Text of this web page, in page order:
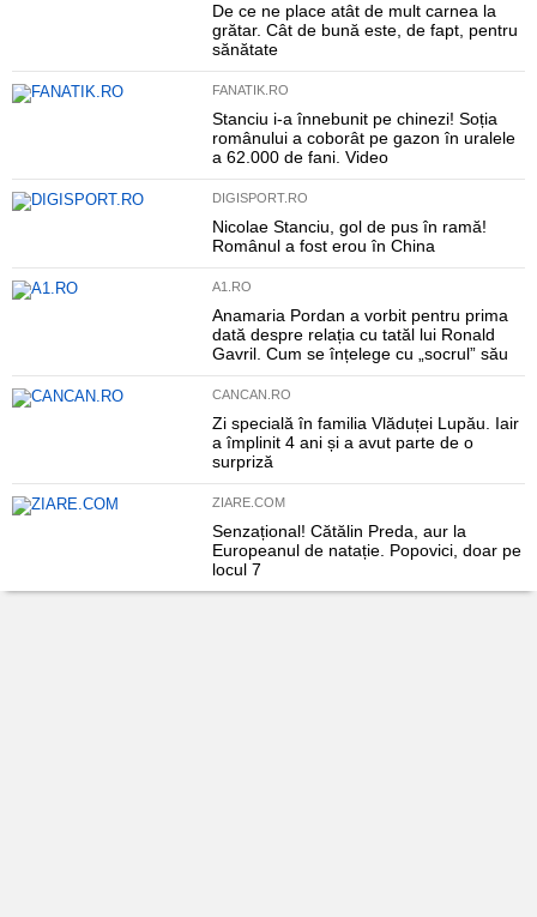
De ce ne place atât de mult carnea la
grătar. Cât de bună este, de fapt, pentru
sănătate
FANATIK.RO
Stanciu i-a înnebunit pe chinezi! Soția
românului a coborât pe gazon în uralele
a 62.000 de fani. Video
DIGISPORT.RO
Nicolae Stanciu, gol de pus în ramă!
Românul a fost erou în China
A1.RO
Anamaria Pordan a vorbit pentru prima
dată despre relația cu tatăl lui Ronald
Gavril. Cum se înțelege cu „socrul” său
CANCAN.RO
Zi specială în familia Vlăduței Lupău. Iair
a împlinit 4 ani și a avut parte de o
surpriză
ZIARE.COM
Senzațional! Cătălin Preda, aur la
Europeanul de natație. Popovici, doar pe
locul 7